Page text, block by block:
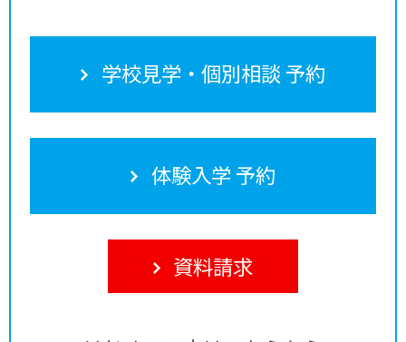
学校見学・個別相談 予約
体験入学 予約
資料請求